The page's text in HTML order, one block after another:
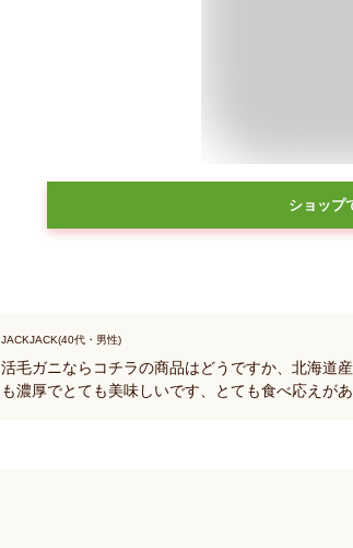
ショップ
JACKJACK(40代・男性)
活毛ガニならコチラの商品はどうですか、北海道
も濃厚でとても美味しいです、とても食べ応えが